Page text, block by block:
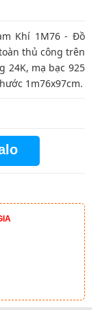
Khí 1M76 - Đồ
thủ công trên
24K, mạ bạc 925
1m76x97cm.